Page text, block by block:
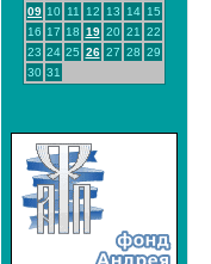
09 10 11 12 13 14 15
16 17 18 19 20 21
22
23 24 25 26 27 28 29
30 31